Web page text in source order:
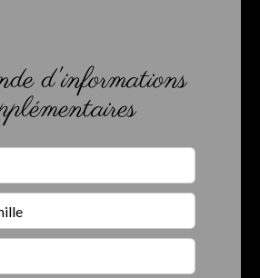
d'informations